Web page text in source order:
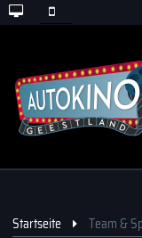
Startseite Team &